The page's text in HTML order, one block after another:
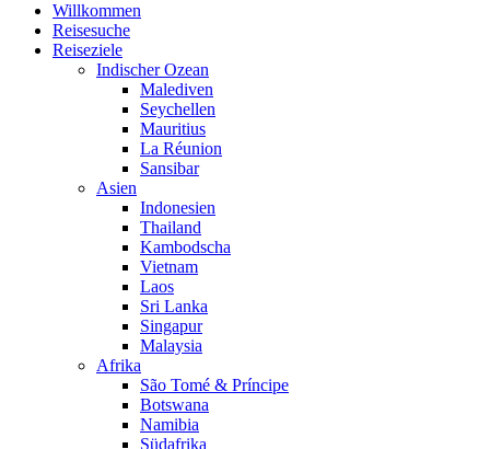
Willkommen
Reisesuche
Reiseziele
Indischer Ozean
Malediven
Seychellen
Mauritius
La Réunion
Sansibar
Asien
Indonesien
Thailand
Kambodscha
Vietnam
Laos
Sri Lanka
Singapur
Malaysia
Afrika
São Tomé & Príncipe
Botswana
Namibia
Südafrika